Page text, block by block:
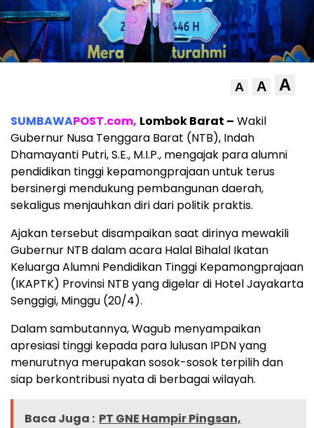
A A A
SUMBAWAPOST.com, Lombok Barat – Wakil
Gubernur Nusa Tenggara Barat (NTB), Indah
Dhamayanti Putri, S.E., M.I.P., mengajak para alumni
pendidikan tinggi kepamongprajaan untuk terus
bersinergi mendukung pembangunan daerah,
sekaligus menjauhkan diri dari politik praktis.
Ajakan tersebut disampaikan saat dirinya mewakili
Gubernur NTB dalam acara Halal Bihalal Ikatan
Keluarga Alumni Pendidikan Tinggi Kepamongprajaan
(IKAPTK) Provinsi NTB yang digelar di Hotel Jayakarta
Senggigi, Minggu (20/4).
Dalam sambutannya, Wagub menyampaikan
apresiasi tinggi kepada para lulusan IPDN yang
menurutnya merupakan sosok-sosok terpilih dan
siap berkontribusi nyata di berbagai wilayah.
Baca Juga : PT GNE Hampir Pingsan,